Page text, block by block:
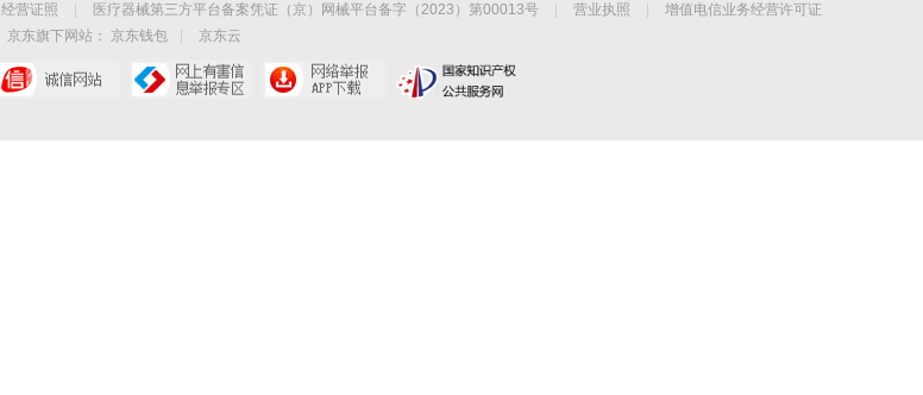
经营证照 医疗器械第三方平台备案凭证（京）网械平台备字（2023）第00013号 营业执照
增值电信业务经营许可证
京东旗下网站：
京东钱包 京东云